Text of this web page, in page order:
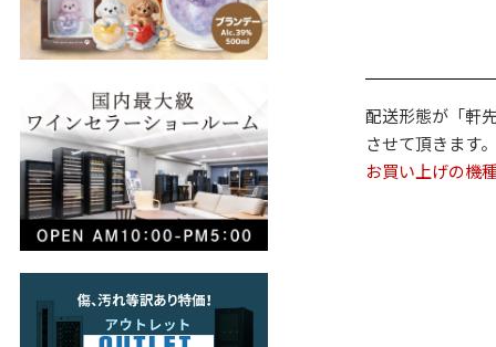
配送形態が「軒
させて頂きます。
お買い上げの機